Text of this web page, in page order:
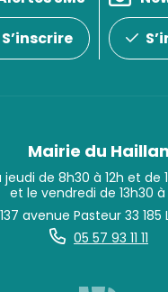
S’inscrire
Mairie du Haillan
jeudi de 8h30 à 12h et de
et le vendredi de 13h30 à
137 avenue Pasteur 33 185
05 57 93 11 11